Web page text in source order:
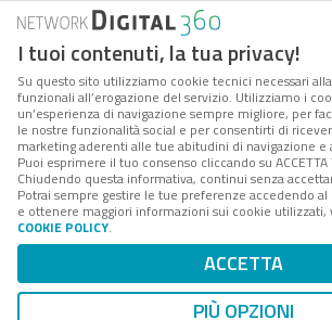
Forumpa.itè una pubblicazione
presso Registro della stampa del
Reg. n. 182 del 2 maggio 2008 -
Stentella
FPA s.r.l. è società soggetta a
Coordinamento da parte di Digital360
è un'azienda certificata per il
Codice Fiscale/Partita IVA n.
n. 1249791. ISP AWS
Mappa del sito
I tuoi contenuti, la tua privacy!
Su questo sito utilizziamo cookie tecnici necessari
funzionali all’erogazione del servizio. Utilizziamo i
un’esperienza di navigazione sempre migliore, per
le nostre funzionalità social e per consentirti di
marketing aderenti alle tue abitudini di navigazione e
Puoi esprimere il tuo consenso cliccando su ACCETTA
Chiudendo questa informativa, continui senza
Potrai sempre gestire le tue preferenze accedendo al
e ottenere maggiori informazioni sui cookie utilizzati,
COOKIE POLICY.
ACCETTA
PIÙ OPZIONI